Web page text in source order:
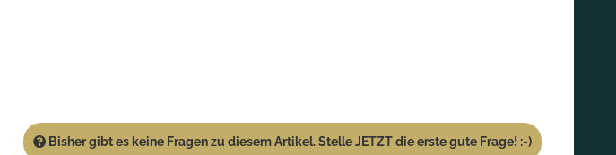
Bisher gibt es keine Fragen zu diesem Artikel. Stelle JETZT die erste gute Frage! :-)